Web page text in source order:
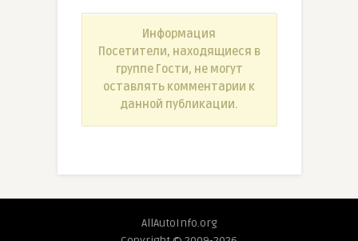
Информация
Посетители, находящиеся в
группе Гости, не могут
оставлять комментарии к
данной публикации.
AllAutoInfo.org